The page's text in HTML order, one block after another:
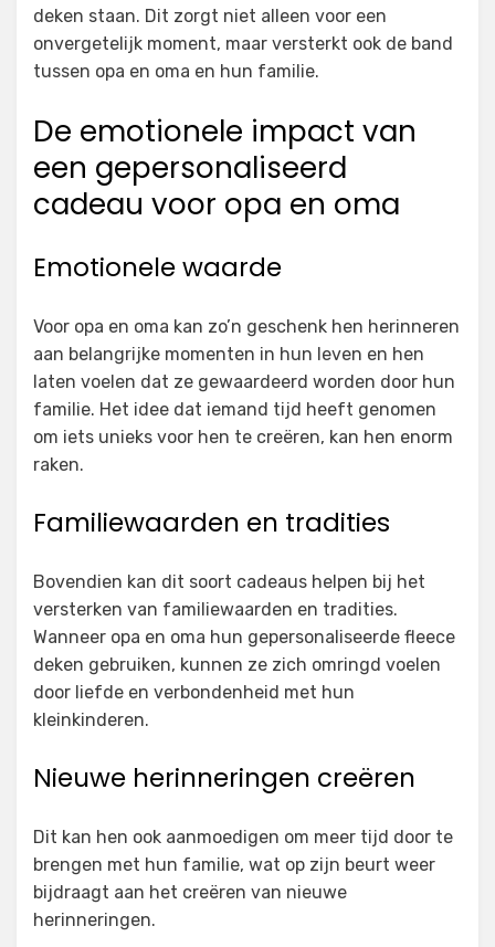
deken staan. Dit zorgt niet alleen voor een
onvergetelijk moment, maar versterkt ook de band
tussen opa en oma en hun familie.
De emotionele impact van
een gepersonaliseerd
cadeau voor opa en oma
Emotionele waarde
Voor opa en oma kan zo’n geschenk hen herinneren
aan belangrijke momenten in hun leven en hen
laten voelen dat ze gewaardeerd worden door hun
familie. Het idee dat iemand tijd heeft genomen
om iets unieks voor hen te creëren, kan hen enorm
raken.
Familiewaarden en tradities
Bovendien kan dit soort cadeaus helpen bij het
versterken van familiewaarden en tradities.
Wanneer opa en oma hun gepersonaliseerde fleece
deken gebruiken, kunnen ze zich omringd voelen
door liefde en verbondenheid met hun
kleinkinderen.
Nieuwe herinneringen creëren
Dit kan hen ook aanmoedigen om meer tijd door te
brengen met hun familie, wat op zijn beurt weer
bijdraagt aan het creëren van nieuwe
herinneringen.